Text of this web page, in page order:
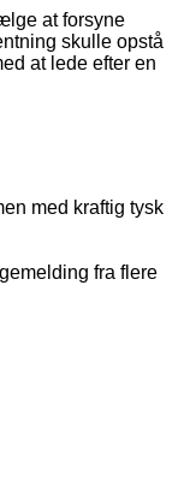
at forsyne
skulle opstå
at lede efter en
med kraftig tysk
fra flere